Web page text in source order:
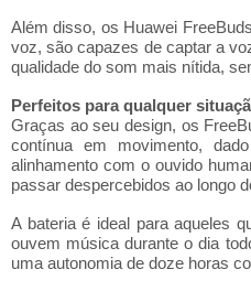
Além disso, os Huawei
voz, são capazes de captar a
qualidade do som mais nítida,
Perfeitos para qualquer
Graças ao seu design, os
contínua em movimento,
alinhamento com o ouvido
passar despercebidos ao longo
A bateria é ideal para aqueles
ouvem música durante o dia
uma autonomia de doze horas